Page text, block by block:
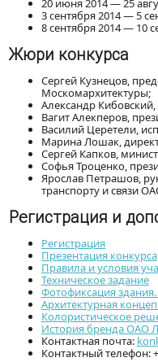
20 июня 2014 — 25
3 сентября 2014 — 5
8 сентября 2014 — 10
Жюри конкурса
Сергей Кузнецов,
Москомархитектуры;
Александр
Вагит Алекперов,
Василий Церетели,
Марина Лошак,
Сергей Капков,
Софья Троценко,
Ярослав Петрашов,
транспорту и связи
Регистрация и
Регистрация
Презентация конкурса
Правила и условия
Техническое задание
Фотофиксация
Архитектурная
Колористическое
История бренда ОАО
Контактная почта:
Контактный телефон: